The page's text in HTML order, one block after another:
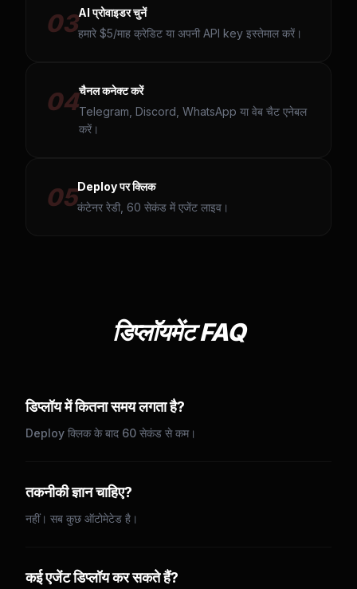
03AI प्रोवाइडर चुनें
हमारे $5/माह क्रेडिट या अपनी API key इस्तेमाल करें।
04चैनल कनेक्ट करें
Telegram, Discord, WhatsApp या वेब चैट एनेबल
करें।
05Deploy पर क्लिक
कंटेनर रेडी, 60 सेकंड में एजेंट लाइव।
डिप्लॉयमेंट FAQ
डिप्लॉय में कितना समय लगता है?
Deploy क्लिक के बाद 60 सेकंड से कम।
तकनीकी ज्ञान चाहिए?
नहीं। सब कुछ ऑटोमेटेड है।
कई एजेंट डिप्लॉय कर सकते हैं?